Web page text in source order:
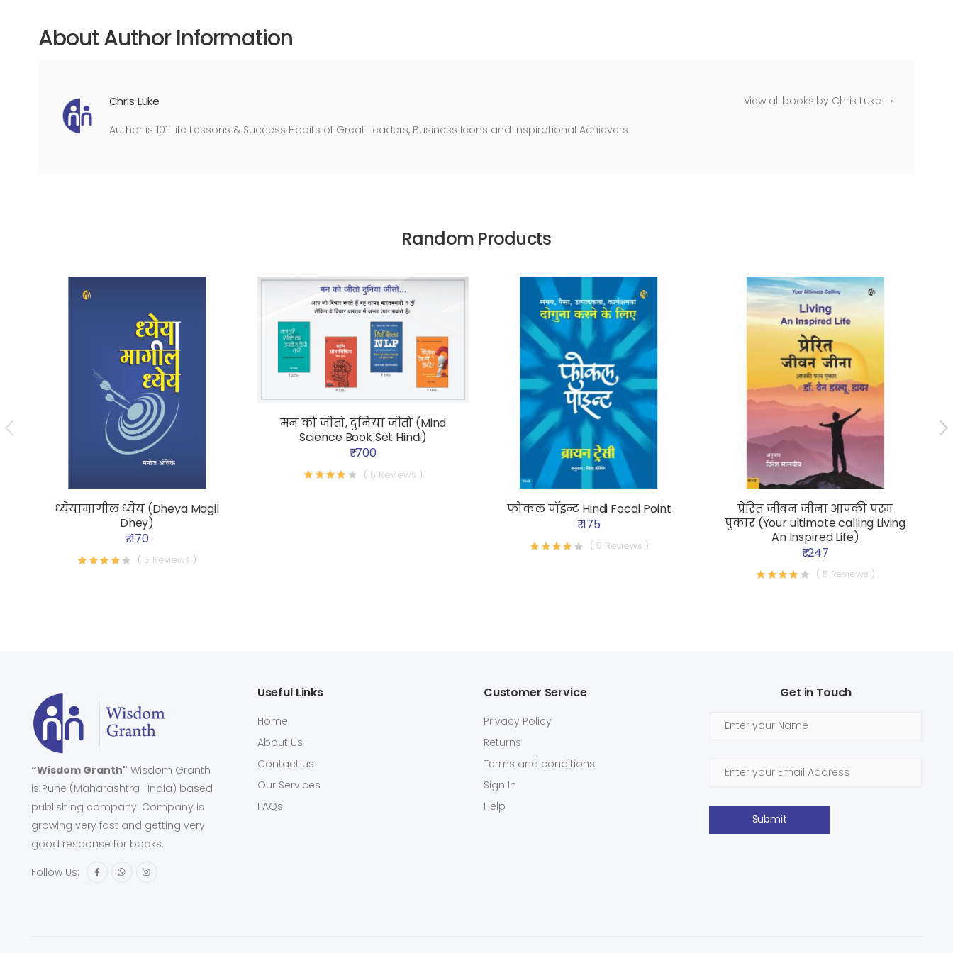
About Author Information
Chris Luke View all books by Chris Luke
Author is 101 Life Lessons & Success Habits of Great Leaders, Business Icons and Inspirational Achievers
Random Products
ध्येयामागील ध्येय (Dheya Magil
Dhey)
₹ 170
( 5 Reviews )
मन को जीतो, दुनिया जीतो (Mind
Science Book Set Hindi)
₹ 700
( 5 Reviews )
फोकल पॉइन्ट Hindi Focal Point
₹ 175
( 5 Reviews )
प्रेरित जीवन जीना आपकी परम
पुकार (Your ultimate calling Living
An Inspired Life)
₹ 247
( 5 Reviews )
“Wisdom Granth" Wisdom Granth
is Pune (Maharashtra- India) based
publishing company. Company is
growing very fast and getting very
good response for books.
Follow Us:
Useful Links
Home
About Us
Contact us
Our Services
FAQs
Customer Service
Privacy Policy
Returns
Terms and conditions
Sign In
Help
Get in Touch
Submit